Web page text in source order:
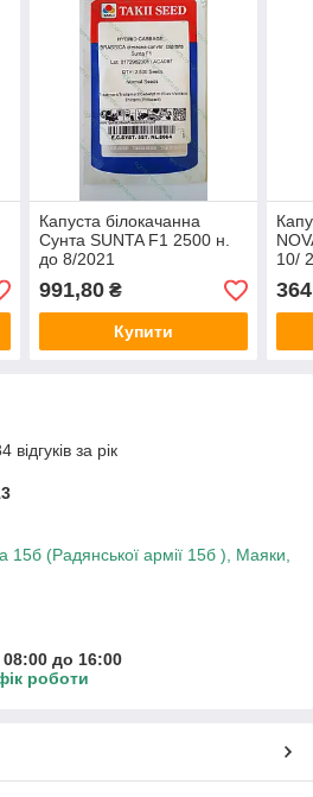
Капуста білокачанна
Сунта SUNTA F1 2500 н.
до 8/2021
991,80₴
Купити
10/
364
за рік
15б (Радянської армії 15б ), Маяки,
до 16:00
роботи